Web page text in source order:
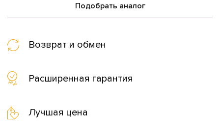
Подобрать аналог
Возврат и обмен
Расширенная гарантия
Лучшая цена